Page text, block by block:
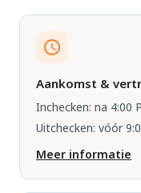
Aankomst &
Inchecken: na 4:00
Uitchecken: vóór
Meer informatie